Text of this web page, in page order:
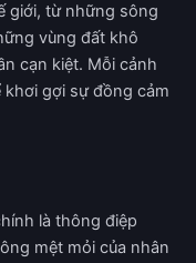
giới, từ những sông
vùng đất khô
cạn kiệt. Mỗi cảnh
gợi sự đồng cảm
là thông điệp
mệt mỏi của nhân